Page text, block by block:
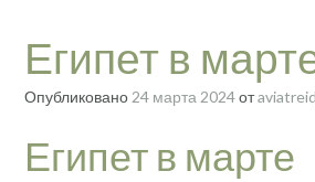
Египет в
Опубликовано 24 марта 2024от
Египет в марте